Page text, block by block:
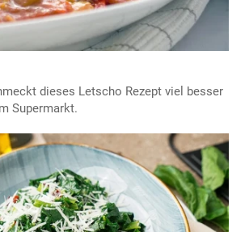
dieses Letscho Rezept viel besser
Supermarkt.